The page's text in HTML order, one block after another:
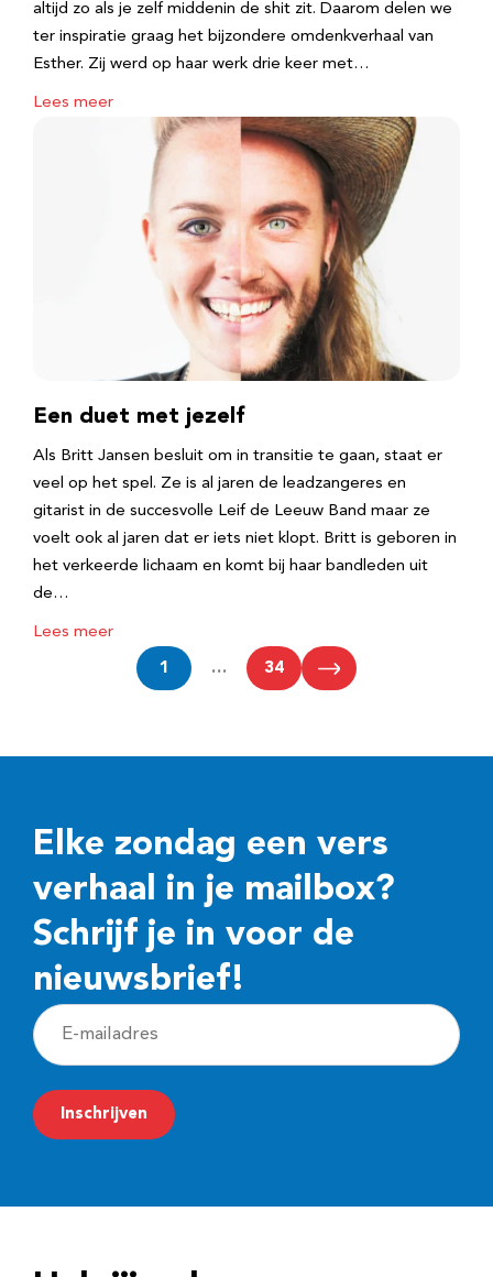
altijd zo als je zelf middenin de shit zit. Daarom delen we
ter inspiratie graag het bijzondere omdenkverhaal van
Esther. Zij werd op haar werk drie keer met…
Lees meer
Een duet met jezelf
Als Britt Jansen besluit om in transitie te gaan, staat er
veel op het spel. Ze is al jaren de leadzangeres en
gitarist in de succesvolle Leif de Leeuw Band maar ze
voelt ook al jaren dat er iets niet klopt. Britt is geboren in
het verkeerde lichaam en komt bij haar bandleden uit
de…
Lees meer
1 … 34
Elke zondag een vers
verhaal in je mailbox?
Schrijf je in voor de
nieuwsbrief!
E
-
m
a
Inschrijven